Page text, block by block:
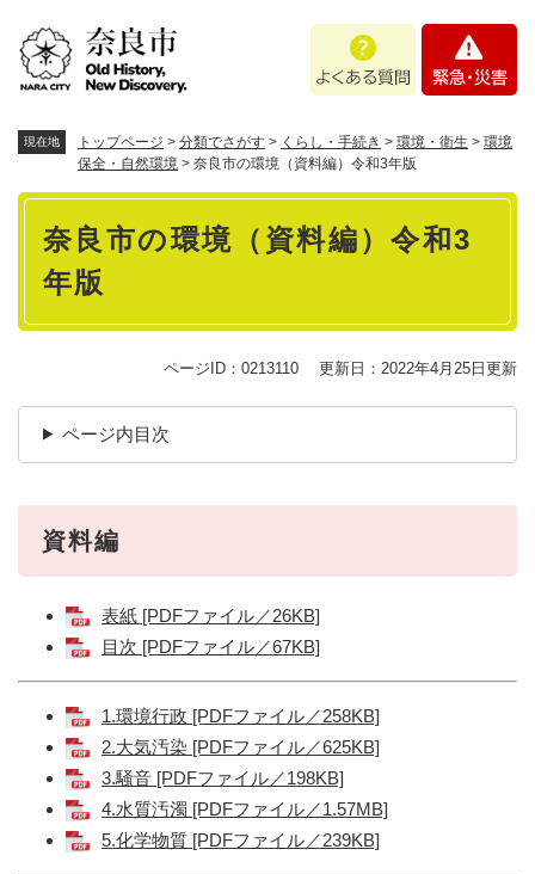
あ
問
・
現在地 トップページ > 分類でさがす > くらし・手続き > 環境・衛生 > 環境
保全・自然環境 > 奈良市の環境（資料編）令和3年版
本
奈良市の環境（資料編）令和3
年版
ページID：0213110 更新日：2022年4月25日更新
ページ内目次
資料編
表紙 [PDFファイル／26KB]
目次 [PDFファイル／67KB]
1.環境行政 [PDFファイル／258KB]
2.大気汚染 [PDFファイル／625KB]
3.騒音 [PDFファイル／198KB]
4.水質汚濁 [PDFファイル／1.57MB]
5.化学物質 [PDFファイル／239KB]